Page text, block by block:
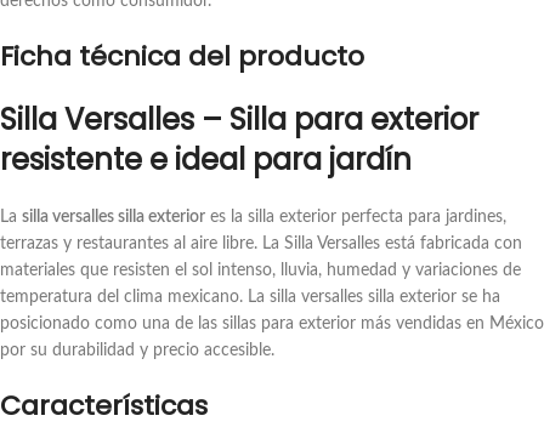
Ficha técnica del producto
Silla Versalles – Silla para exterior
resistente e ideal para jardín
La silla versalles silla exterior es la silla exterior perfecta para jardines,
terrazas y restaurantes al aire libre. La Silla Versalles está fabricada con
materiales que resisten el sol intenso, lluvia, humedad y variaciones de
temperatura del clima mexicano. La silla versalles silla exterior se ha
posicionado como una de las sillas para exterior más vendidas en México
por su durabilidad y precio accesible.
Características